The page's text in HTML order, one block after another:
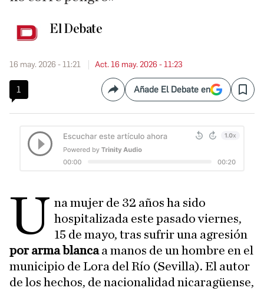
El Debate
16 may. 2026 - 11:21 Act. 16 may. 2026 - 11:23
1 CompartirAñade El Debate en Save
U na mujer de 32 años ha sido
hospitalizada este pasado viernes,
15 de mayo, tras sufrir una agresión
por arma blancaa manos de un hombre en el
municipio de Lora del Río (Sevilla). El autor
de los hechos, de nacionalidad nicaragüense,